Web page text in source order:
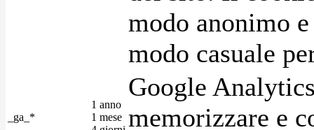
modo anonimo
modo casuale
_ga_*
1 anno
1 mese
Google
memorizzare e